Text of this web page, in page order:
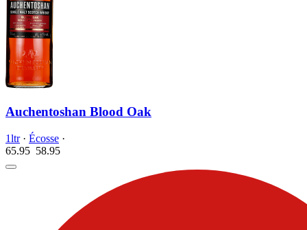
Auchentoshan Blood Oak
1ltr· Écosse ·
65.95 58.95